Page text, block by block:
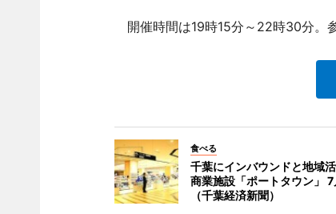
開催時間は19時15分～22時30分。
食べる
千葉にインバウンドと地域
商業施設「ポートタウン」
（千葉経済新聞）